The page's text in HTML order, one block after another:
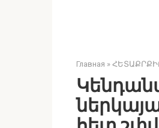
Главная »